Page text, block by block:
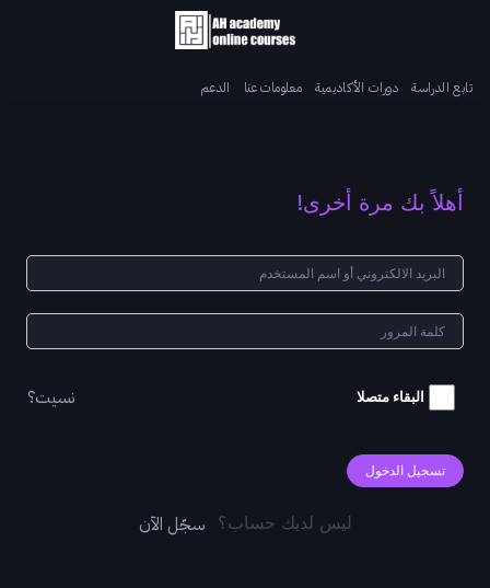
تابع الدراسة دورات الأكاديمية معلومات عنا الدعم
أهلاً بك مرة أخرى!
البقاء متصلا نسيت؟
تسجيل الدخول
ليس لديك حساب؟ سجّل الآن